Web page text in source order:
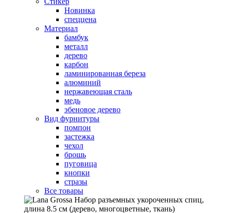
Новинка
спеццена
Материал
бамбук
металл
дерево
карбон
ламинированная береза
алюминий
нержавеющая сталь
медь
эбеновое дерево
Вид фурнитуры
помпон
застежка
чехол
брошь
пуговица
кнопки
стразы
Все товары